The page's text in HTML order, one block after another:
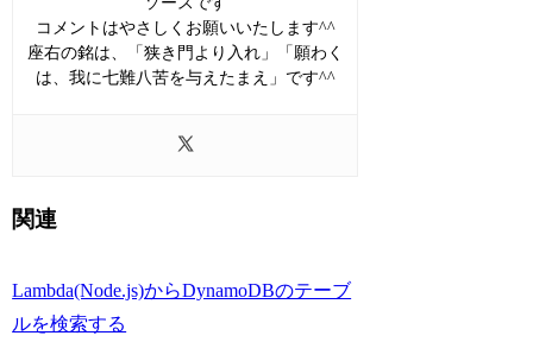
コメントはやさしくお願いいたします^^
座右の銘は、「狭き門より入れ」「願わく
は、我に七難八苦を与えたまえ」です^^
関連
Lambda(Node.js)からDynamoDBのテーブ
ルを検索する